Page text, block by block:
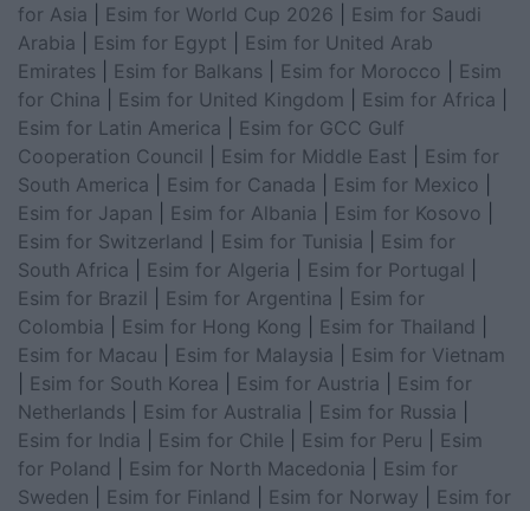
for Asia
Esim for World Cup 2026
Esim for Saudi
Arabia
Esim for Egypt
Esim for United Arab
Emirates
Esim for Balkans Esim for Morocco
Esim
for China
Esim for United Kingdom Esim for Africa
Esim for Latin America
Esim for GCC Gulf
Cooperation Council
Esim for Middle East
Esim for
South America
Esim for Canada Esim for Mexico
Esim for Japan
Esim for Albania Esim for Kosovo
Esim for Switzerland
Esim for Tunisia
Esim for
South Africa
Esim for Algeria Esim for Portugal
Esim for Brazil
Esim for Argentina
Esim for
Colombia
Esim for Hong Kong Esim for Thailand
Esim for Macau
Esim for Malaysia
Esim for Vietnam
Esim for South Korea Esim for Austria
Esim for
Netherlands
Esim for Australia Esim for Russia
Esim for India
Esim for Chile Esim for Peru
Esim
for Poland
Esim for North Macedonia
Esim for
Sweden
Esim for Finland Esim for Norway
Esim for